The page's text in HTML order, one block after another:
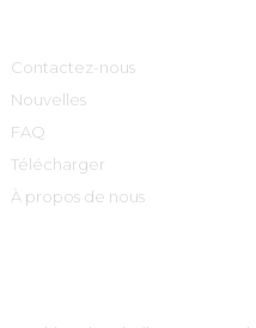
Contactez-nous
Nouvelles
FAQ
Télécharger
À propos de nous